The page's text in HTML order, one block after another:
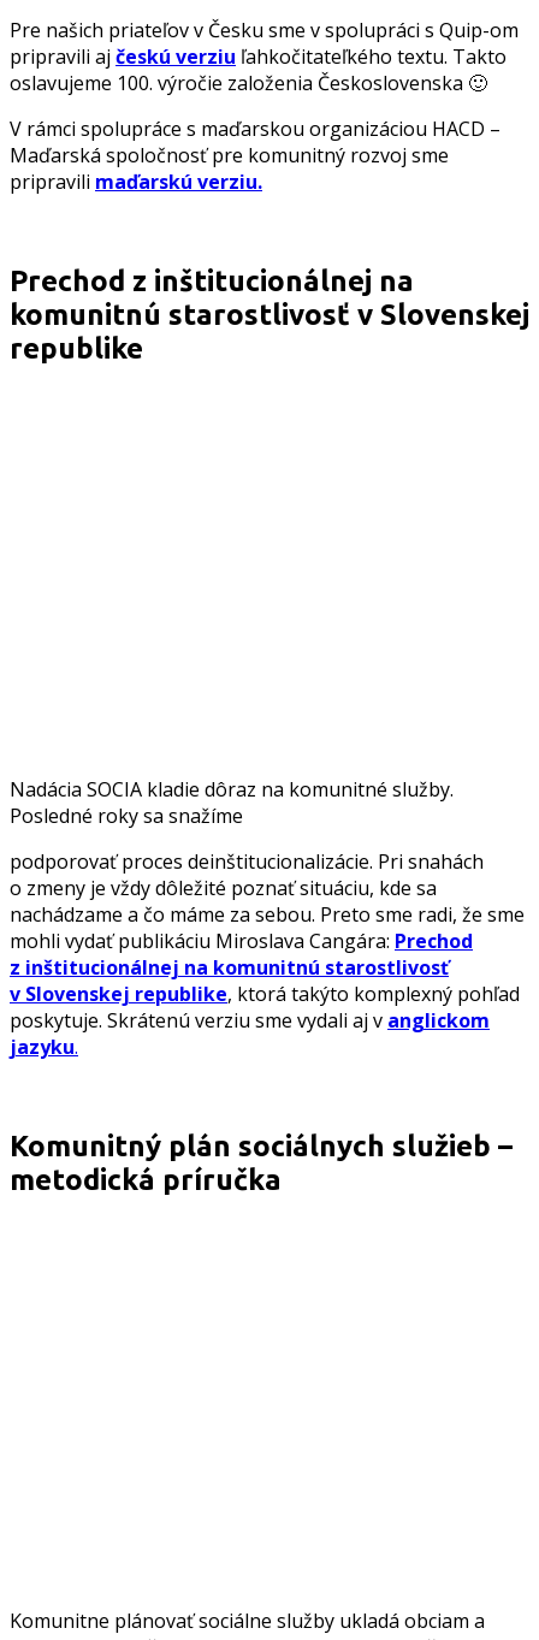
Pre našich priateľov v Česku sme v spolupráci s Quip-om
pripravili aj českú verziu ľahkočitateľkého textu. Takto
oslavujeme 100. výročie založenia Československa 🙂
V rámci spolupráce s maďarskou organizáciou HACD –
Maďarská spoločnosť pre komunitný rozvoj sme
pripravili maďarskú verziu.
Prechod z inštitucionálnej na
komunitnú starostlivosť v Slovenskej
republike
Nadácia SOCIA kladie dôraz na komunitné služby.
Posledné roky sa snažíme
podporovať proces deinštitucionalizácie. Pri snahách
o zmeny je vždy dôležité poznať situáciu, kde sa
nachádzame a čo máme za sebou. Preto sme radi, že sme
mohli vydať publikáciu Miroslava Cangára: Prechod
z inštitucionálnej na komunitnú starostlivosť
v Slovenskej republike, ktorá takýto komplexný pohľad
poskytuje. Skrátenú verziu sme vydali aj v anglickom
jazyku.
Komunitný plán sociálnych služieb –
metodická príručka
Komunitne plánovať sociálne služby ukladá obciam a